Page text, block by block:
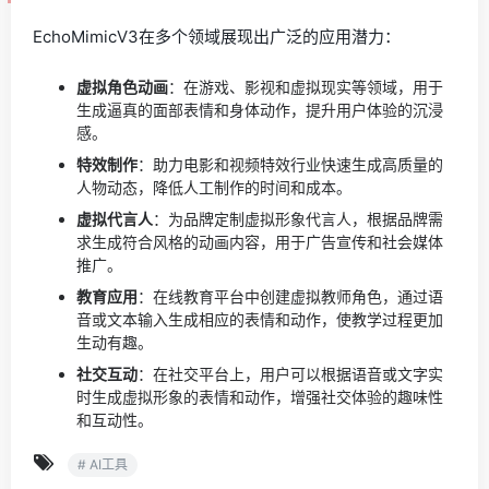
EchoMimicV3在多个领域展现出广泛的应用潜力：
虚拟角色动画：在游戏、影视和虚拟现实等领域，用于
生成逼真的面部表情和身体动作，提升用户体验的沉浸
感。
特效制作：助力电影和视频特效行业快速生成高质量的
人物动态，降低人工制作的时间和成本。
虚拟代言人：为品牌定制虚拟形象代言人，根据品牌需
求生成符合风格的动画内容，用于广告宣传和社会媒体
推广。
教育应用：在线教育平台中创建虚拟教师角色，通过语
音或文本输入生成相应的表情和动作，使教学过程更加
生动有趣。
社交互动：在社交平台上，用户可以根据语音或文字实
时生成虚拟形象的表情和动作，增强社交体验的趣味性
和互动性。
# AI工具